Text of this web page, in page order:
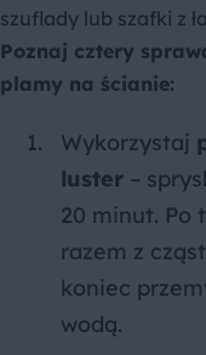
szuflady lub szafki z
Poznaj cztery
plamy na ścianie:
Wykorzystaj
luster –
20 minut. Po
razem z
koniec
wodą.